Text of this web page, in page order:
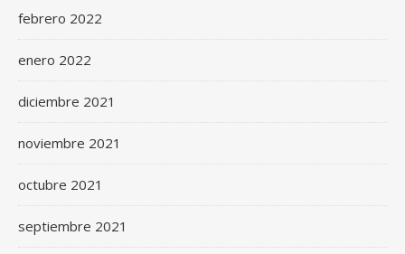
febrero 2022
enero 2022
diciembre 2021
noviembre 2021
octubre 2021
septiembre 2021